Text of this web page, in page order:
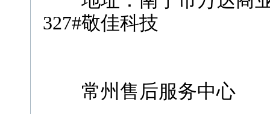
327#敬佳科技
常州售后服务中心